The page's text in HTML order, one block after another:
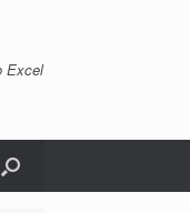
Excel